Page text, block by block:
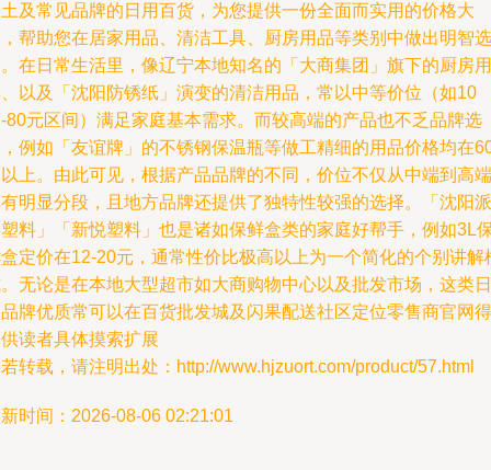
及常见品牌的日用百货，为您提供一份全面而实用的价格大
帮助您在居家用品、清洁工具、厨房用品等类别中做出明智选
在日常生活里，像辽宁本地知名的「大商集团」旗下的厨房用
以及「沈阳防锈纸」演变的清洁用品，常以中等价位（如10
80元区间）满足家庭基本需求。而较高端的产品也不乏品牌选
例如「友谊牌」的不锈钢保温瓶等做工精细的用品价格均在
上。由此可见，根据产品品牌的不同，价位不仅从中端到高端
明显分段，且地方品牌还提供了独特性较强的选择。「沈阳派
料」「新悦塑料」也是诸如保鲜盒类的家庭好帮手，例如3L
定价在12-20元，通常性价比极高以上为一个简化的个别讲解
无论是在本地大型超市如大商购物中心以及批发市场，这类日
牌优质常可以在百货批发城及闪果配送社区定位零售商官网得
读者具体摸索扩展
转载，请注明出处：http://www.hjzuort.com/product/57.html
时间：2026-08-06 02:21:01